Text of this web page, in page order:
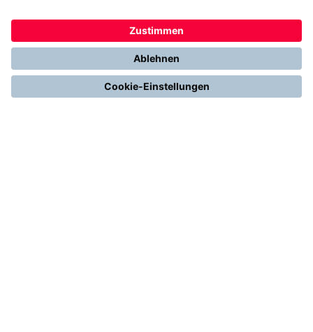
Stromerzeugung mit Photovoltaik
Gesetze & Regelungen